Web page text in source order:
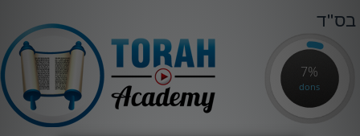
7%
dons
בס"ד